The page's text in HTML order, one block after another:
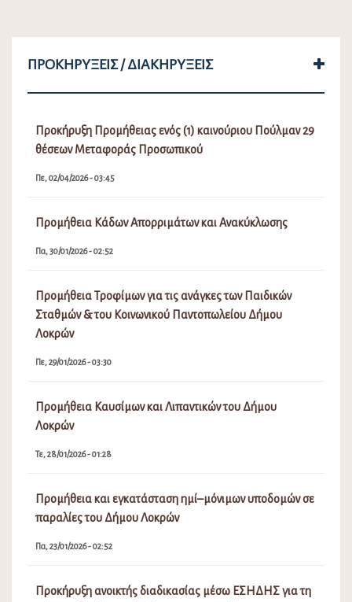
ΠΡΟΚΗΡΎΞΕΙΣ / ΔΙΑΚΗΡΎΞΕΙΣ
Προκήρυξη Προμήθειας ενός (1) καινούριου Πούλμαν 29
θέσεων Μεταφοράς Προσωπικού
Πε, 02/04/2026 - 03:45
Προμήθεια Κάδων Απορριμάτων και Ανακύκλωσης
Πα, 30/01/2026 - 02:52
Προμήθεια Τροφίμων για τις ανάγκες των Παιδικών
Σταθμών & του Κοινωνικού Παντοπωλείου Δήμου
Λοκρών
Πε, 29/01/2026 - 03:30
Προμήθεια Καυσίμων και Λιπαντικών του Δήμου
Λοκρών
Τε, 28/01/2026 - 01:28
Προμήθεια και εγκατάσταση ημί–μόνιμων υποδομών σε
παραλίες του Δήμου Λοκρών
Πα, 23/01/2026 - 02:52
Προκήρυξη ανοικτής διαδικασίας μέσω ΕΣΗΔΗΣ για τη